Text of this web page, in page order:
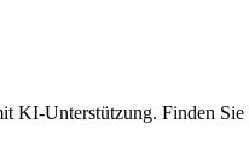
KI-Unterstützung. Finden